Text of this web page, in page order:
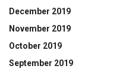
December 2019
November 2019
October 2019
September 2019